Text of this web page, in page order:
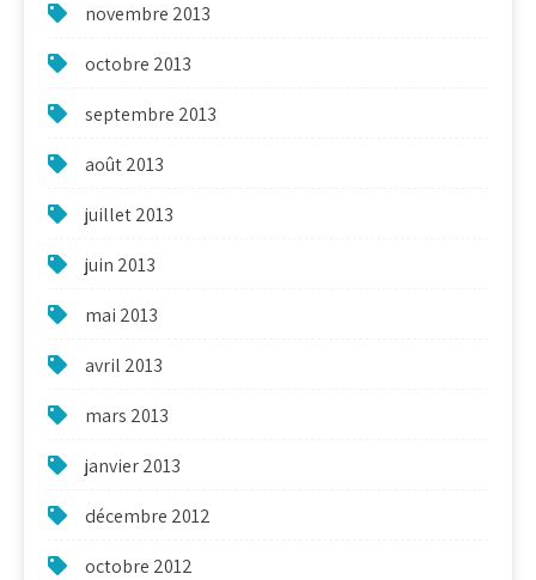
novembre 2013
octobre 2013
septembre 2013
août 2013
juillet 2013
juin 2013
mai 2013
avril 2013
mars 2013
janvier 2013
décembre 2012
octobre 2012